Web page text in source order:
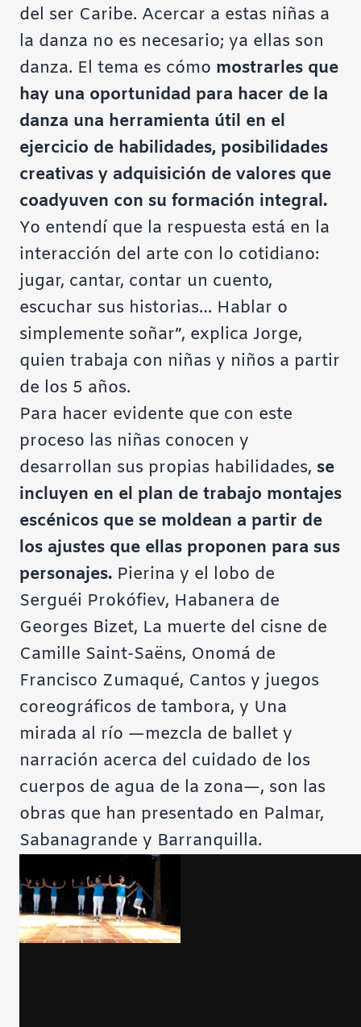
del ser Caribe. Acercar a estas niñas a
la danza no es necesario; ya ellas son
danza. El tema es cómo mostrarles que
hay una oportunidad para hacer de la
danza una herramienta útil en el
ejercicio de habilidades, posibilidades
creativas y adquisición de valores que
coadyuven con su formación integral.
Yo entendí que la respuesta está en la
interacción del arte con lo cotidiano:
jugar, cantar, contar un cuento,
escuchar sus historias… Hablar o
simplemente soñar”, explica Jorge,
quien trabaja con niñas y niños a partir
de los 5 años.
Para hacer evidente que con este
proceso las niñas conocen y
desarrollan sus propias habilidades, se
incluyen en el plan de trabajo montajes
escénicos que se moldean a partir de
los ajustes que ellas proponen para sus
personajes. Pierina y el lobo de
Serguéi Prokófiev, Habanera de
Georges Bizet, La muerte del cisne de
Camille Saint-Saëns, Onomá de
Francisco Zumaqué, Cantos y juegos
coreográficos de tambora, y Una
mirada al río —mezcla de ballet y
narración acerca del cuidado de los
cuerpos de agua de la zona—, son las
obras que han presentado en Palmar,
Sabanagrande y Barranquilla.